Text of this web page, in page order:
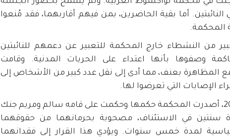
أما بقية الحاضرين، بمن فيهم أقاربهما، فقد مُنعوا
المحكمة.
من النشطاء خارج المحكمة للتعبير عن دعمهم للنائبتين
وصفوها بأنها اعتداء على الحريات المدنية. وقامت
المظاهرة بعنف، مما أدى إلى نقل عدد كبير من الأشخاص إلى
الإصابات التي تعرضوا لها.
في 8 يوليو 2026، أصدرت المحكمة حكمها وحكمت على قامه سالم ومريم جنك
سنتين في الاستئناف، مصحوبة بحرمانهما من حقوقهما
لمدة خمس سنوات. ويؤدي هذا القرار إلى فقدانهما